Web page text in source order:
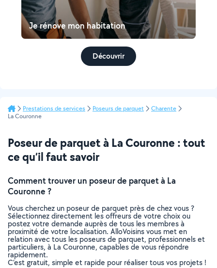
Je rénove mon habitation
Découvrir
Prestations de services Poseurs de parquet
Charente
La Couronne
Poseur de parquet à La Couronne : tout
ce qu’il faut savoir
Comment trouver un poseur de parquet à La
Couronne ?
Vous cherchez un poseur de parquet près de chez vous ?
Sélectionnez directement les offreurs de votre choix ou
postez votre demande auprès de tous les membres à
proximité de votre localisation. AlloVoisins vous met en
relation avec tous les poseurs de parquet, professionnels et
particuliers, à La Couronne, capables de vous répondre
rapidement.
C’est gratuit, simple et rapide pour réaliser tous vos projets !